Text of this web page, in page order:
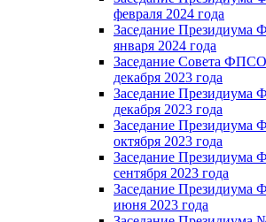
февраля 2024 года
Заседание
января 2024 года
Заседание Совета
декабря 2023 года
Заседание
декабря 2023 года
Заседание
октября 2023 года
Заседание
сентября 2023 года
Заседание
июня 2023 года